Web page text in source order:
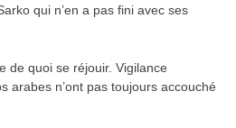
qui n’en a pas fini avec ses
de quoi se réjouir. Vigilance
arabes n’ont pas toujours accouché